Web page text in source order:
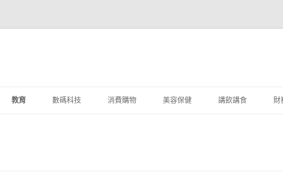
教育 數碼科技 消費購物 美容保健 講飲講食 財